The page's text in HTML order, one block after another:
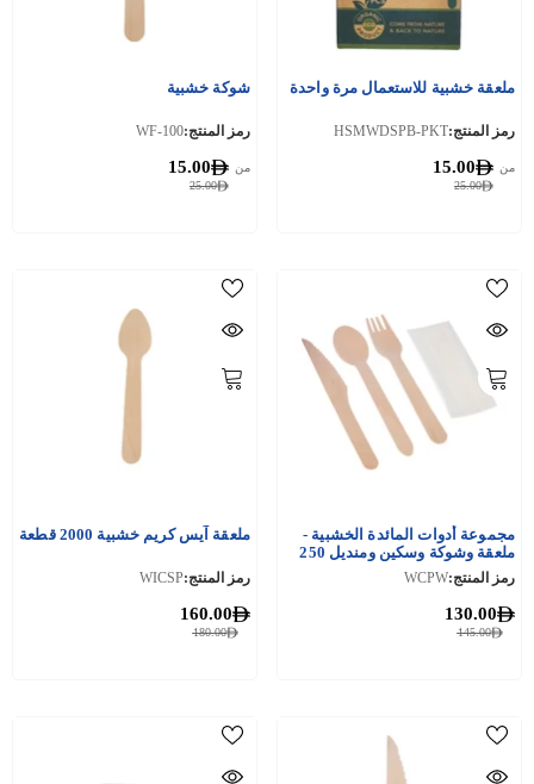
ملعقة خشبية للاستعمال مرة واحدة
رمز المنتج:HSMWDSPB-PKT
25.00
من 15.00
شوكة خشبية
رمز المنتج:WF-100
25.00
من 15.00
مجموعة أدوات المائدة الخشبية -
ملعقة وشوكة وسكين ومنديل 250
قطعة
رمز المنتج:WCPW
145.00
130.00
ملعقة آيس كريم خشبية 2000 قطعة
رمز المنتج:WICSP
180.00
160.00